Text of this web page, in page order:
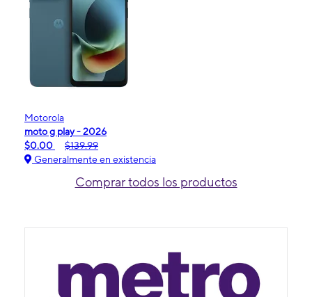
Motorola
moto g play - 2026
$0.00
$139.99
Generalmente en existencia
Comprar todos los productos